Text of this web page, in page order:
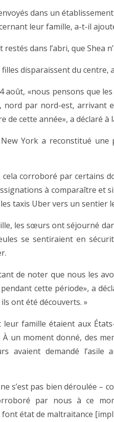
dans un
leur famille, a-t-il
restés dans l’abri, que Shea
filles disparaissent du centre,
août, «nous pensons que
nord par nord-est, arrivant
de cette année», a déclaré à
York a reconstitué
cela corroboré par certains
à comparaître et
taxis Uber vers un sentier
les sœurs ont séjourné
se sentiraient en
de noter que nous les
cette période», a
ont été découverts. »
famille étaient aux
À un moment donné, des
avaient demandé l’asile
s’est pas bien déroulée –
par nous à ce
état de maltraitance